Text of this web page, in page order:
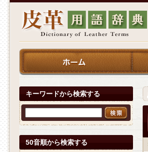
キーワードから検索する
50音順から検索する